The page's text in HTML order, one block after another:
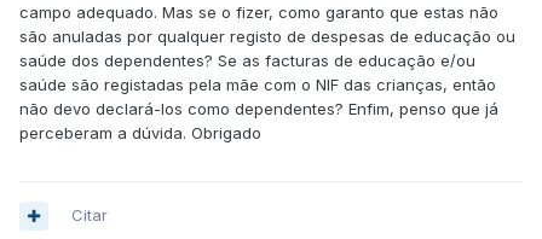
campo adequado. Mas se o fizer, como garanto que estas não
são anuladas por qualquer registo de despesas de educação ou
saúde dos dependentes? Se as facturas de educação e/ou
saúde são registadas pela mãe com o NIF das crianças, então
não devo declará-los como dependentes? Enfim, penso que já
perceberam a dúvida. Obrigado
Citar